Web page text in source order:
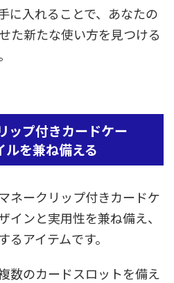
に入れることで、あなたの
た新たな使い方を見つける
ップ付きカードケー
ルを兼ね備える
ネークリップ付きカードケ
インと実用性を兼ね備え、
るアイテムです。
数のカードスロットを備え